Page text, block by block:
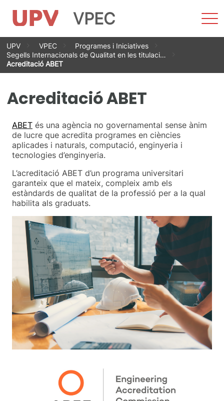
Vés
contingut
VPEC
UPV VPEC
Programes i Iniciatives
Segells Internacionals de Qualitat en les titulaci…
Acreditació ABET
Acreditació ABET
ABET és una agència no governamental sense ànim
de lucre que acredita programes en ciències
aplicades i naturals, computació, enginyeria i
tecnologies d’enginyeria.
L’acreditació ABET d’un programa universitari
garanteix que el mateix, compleix amb els
estàndards de qualitat de la professió per a la qual
habilita als graduats.